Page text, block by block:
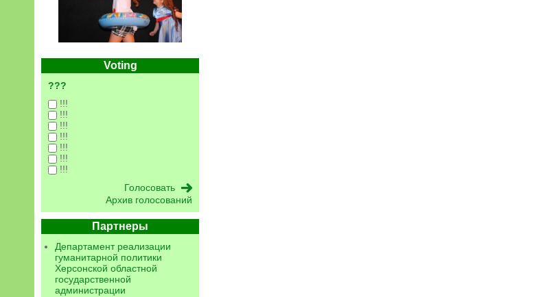
Voting
???
!!!
!!!
!!!
!!!
!!!
!!!
!!!
Архив голосований
Партнеры
Департамент реализации
гуманитарной политики
Херсонской областной
государственной
администрации